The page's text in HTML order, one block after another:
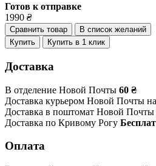
Готов к отправке
1990 ₴
Сравнить товар
В список желаний
Купить
Купить в 1 клик
Доставка
В отделение Новой Почты 60 ₴
Доставка курьером Новой Почты
Доставка в поштомат Новой Почты
Доставка по Кривому Рогу
Оплата